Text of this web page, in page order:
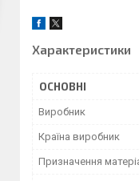
Характеристики
ОСНОВНІ
Виробник
Країна виробник
Призначення